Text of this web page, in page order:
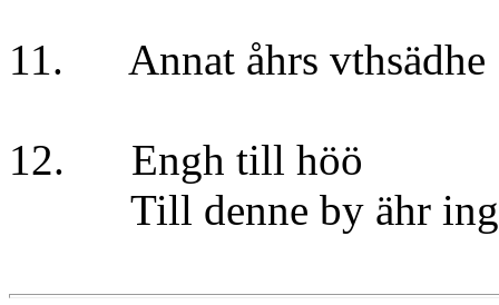
11. Annat åhrs
12. Engh till
Till denne by ähr